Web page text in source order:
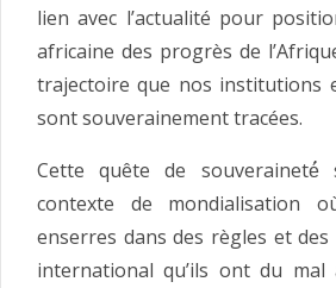
lien avec l’actualité pour
africaine des progrès de
trajectoire que nos institutions
sont souverainement tracées.
Cette quête de souveraineté́
contexte de mondialisation
enserres dans des règles et
international qu’ils ont du